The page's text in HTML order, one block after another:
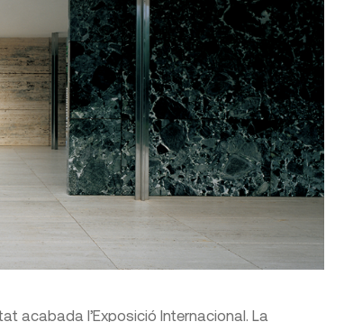
acabada l’Exposició Internacional. La